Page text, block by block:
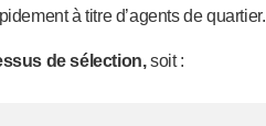
à titre d’agents de quartier.
de sélection,soit :